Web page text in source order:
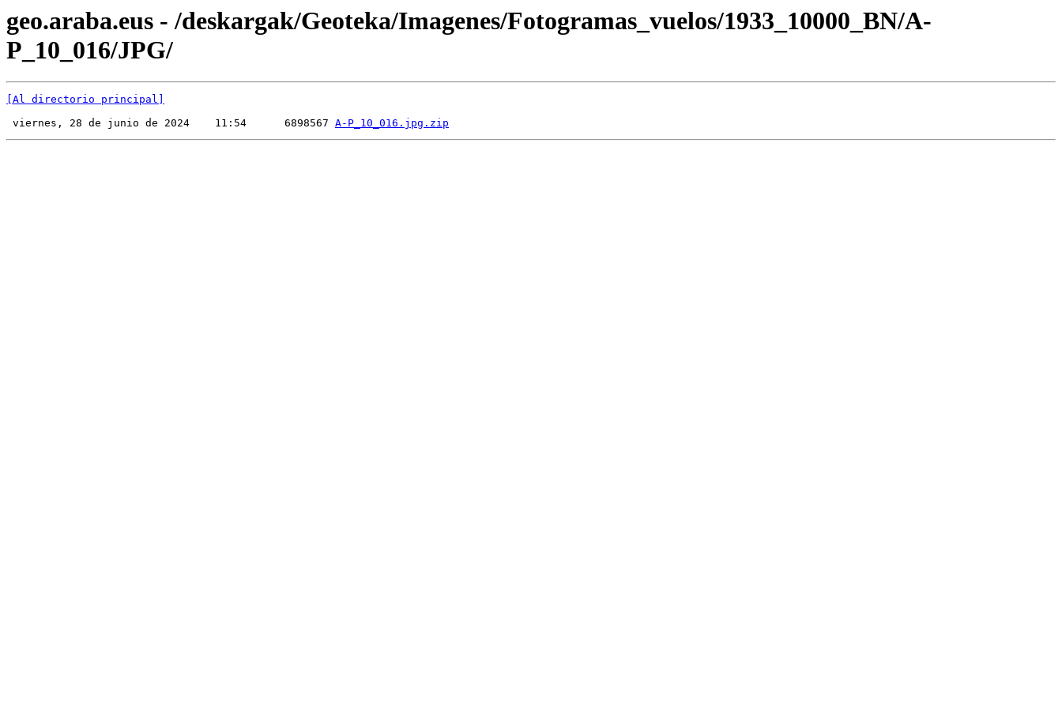
geo.araba.eus - /deskargak/Geoteka/Imagenes/Fotogramas_vuelos/1933_10000_BN/A-
P_10_016/JPG/
[Al directorio principal]
viernes, 28 de junio de 2024    11:54      6898567 A-P_10_016.jpg.zip